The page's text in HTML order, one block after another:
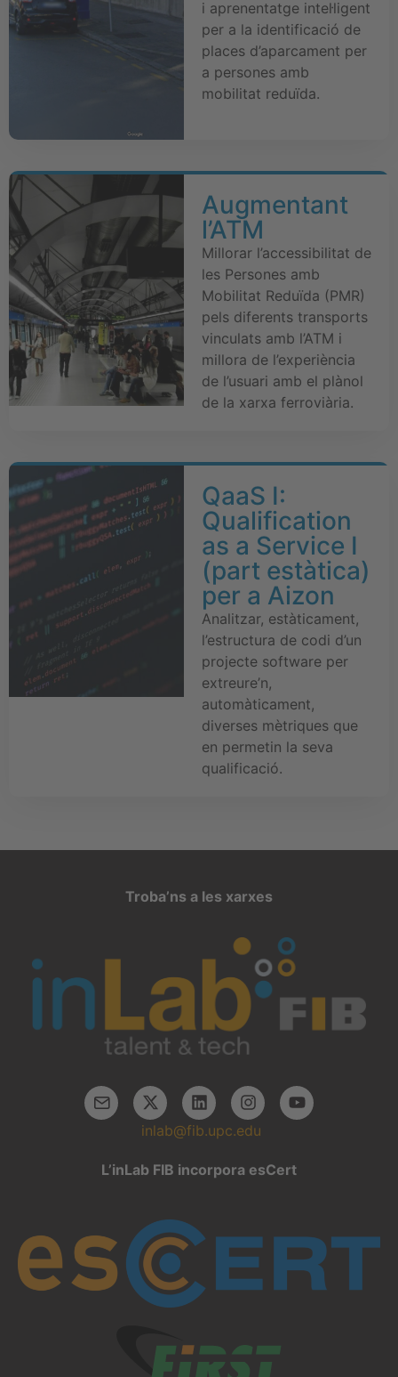
i aprenentatge intel·ligent
per a la identificació de
places d’aparcament per
a persones amb
mobilitat reduïda.
Augmentant
l’ATM
Millorar l’accessibilitat de
les Persones amb
Mobilitat Reduïda (PMR)
pels diferents transports
vinculats amb l’ATM i
millora de l’experiència
de l’usuari amb el plànol
de la xarxa ferroviària.
QaaS I:
Qualification
as a Service I
(part estàtica)
per a Aizon
Analitzar, estàticament,
l’estructura de codi d’un
projecte software per
extreure’n,
automàticament,
diverses mètriques que
en permetin la seva
qualificació.
Troba’ns a les xarxes
inlab@fib.upc.edu
L’inLab FIB incorpora esCert